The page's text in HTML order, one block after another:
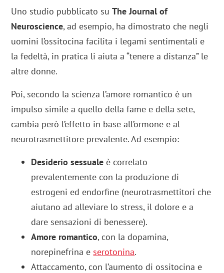
Uno studio pubblicato suThe Journal of
Neuroscience, ad esempio, ha dimostrato che negli
uomini l’ossitocina facilita i legami sentimentali e
la fedeltà, in pratica li aiuta a “tenere a distanza” le
altre donne.
Poi, secondo la scienza l’amore romantico è un
impulso simile a quello della fame e della sete,
cambia però l’effetto in base all’ormone e al
neurotrasmettitore prevalente. Ad esempio:
Desiderio sessuale è correlato
prevalentemente con la produzione di
estrogeni ed endorfine (neurotrasmettitori che
aiutano ad alleviare lo stress, il dolore e a
dare sensazioni di benessere).
Amore romantico, con la dopamina,
norepinefrina e serotonina.
Attaccamento, con l’aumento di ossitocina e